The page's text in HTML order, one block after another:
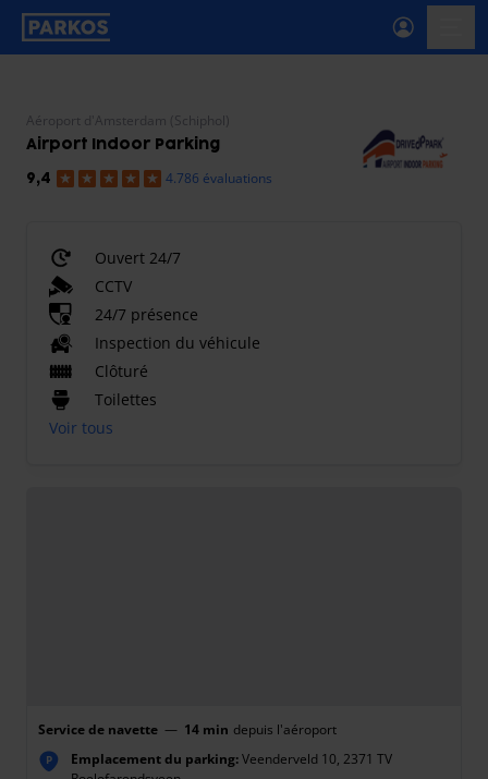
étiquette-de-navigation-principale
Aéroport d'Amsterdam (Schiphol)
Airport Indoor Parking
9,4 4.786 évaluations
Ouvert 24/7
CCTV
24/7 présence
Inspection du véhicule
Clôturé
Toilettes
Voir tous
Service de navette — 14 min depuis l'aéroport
P Emplacement du parking:Veenderveld 10, 2371 TV